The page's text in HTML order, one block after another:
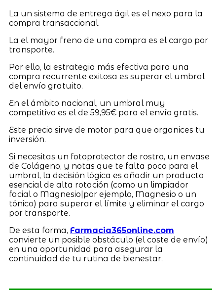
La un sistema de entrega ágil es el nexo para la
compra transaccional.
La el mayor freno de una compra es el cargo por
transporte.
Por ello, la estrategia más efectiva para una
compra recurrente exitosa es superar el umbral
del envío gratuito.
En el ámbito nacional, un umbral muy
competitivo es el de 59,95€ para el envío gratis.
Este precio sirve de motor para que organices tu
inversión.
Si necesitas un fotoprotector de rostro, un envase
de Colágeno, y notas que te falta poco para el
umbral, la decisión lógica es añadir un producto
esencial de alta rotación (como un limpiador
facial o Magnesio|por ejemplo, Magnesio o un
tónico) para superar el límite y eliminar el cargo
por transporte.
De esta forma, Farmacia365online.com
convierte un posible obstáculo (el coste de envío)
en una oportunidad para asegurar la
continuidad de tu rutina de bienestar.